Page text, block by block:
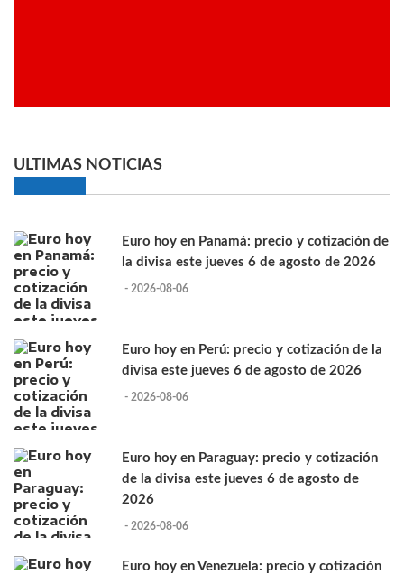
ULTIMAS NOTICIAS
Euro hoy en Panamá: precio y cotización de
la divisa este jueves 6 de agosto de 2026
- 2026-08-06
Euro hoy en Perú: precio y cotización de la
divisa este jueves 6 de agosto de 2026
- 2026-08-06
Euro hoy en Paraguay: precio y cotización
de la divisa este jueves 6 de agosto de
2026
- 2026-08-06
Euro hoy en Venezuela: precio y cotización